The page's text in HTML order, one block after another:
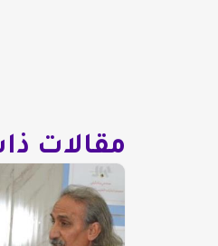
مقالات